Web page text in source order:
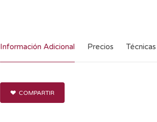
Información Adicional Precios
COMPARTIR